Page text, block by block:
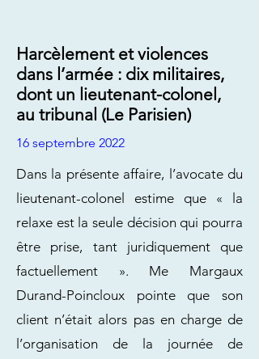
Harcèlement et violences
dans l’armée : dix militaires,
dont un lieutenant-colonel,
au tribunal (Le Parisien)
16 septembre 2022
Dans la présente affaire, l’avocate du
lieutenant-colonel estime que « la
relaxe est la seule décision qui pourra
être prise, tant juridiquement que
factuellement ». Me Margaux
Durand-Poincloux pointe que son
client n’était alors pas en charge de
l’organisation de la journée de